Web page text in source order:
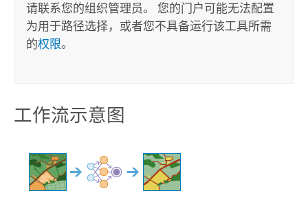
请联系您的组织管理员。 您的门户可能无法配置
为用于路径选择，或者您不具备运行该工具所需
的权限。
工作流示意图